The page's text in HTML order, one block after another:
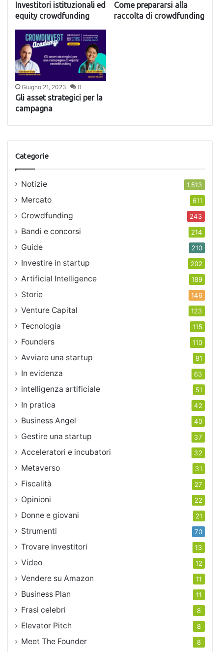
Investitori istituzionali ed
equity crowdfunding
Come prepararsi alla
raccolta di crowdfunding
Giugno 21, 2023 0
Gli asset strategici per la
campagna
Categorie
Notizie 1.513
Mercato 611
Crowdfunding 243
Bandi e concorsi 214
Guide 210
Investire in startup 202
Artificial Intelligence 189
Storie 146
Venture Capital 123
Tecnologia 115
Founders 110
Avviare una startup 81
In evidenza 63
intelligenza artificiale 51
In pratica 42
Business Angel 40
Gestire una startup 37
Acceleratori e incubatori 32
Metaverso 31
Fiscalità 27
Opinioni 22
Donne e giovani 21
Strumenti 70
Trovare investitori 13
Video 12
Vendere su Amazon 11
Business Plan 11
Frasi celebri 8
Elevator Pitch 8
Meet The Founder 8